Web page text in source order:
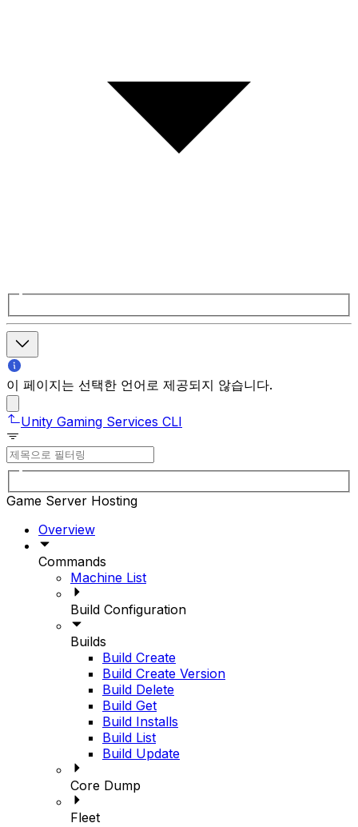
이 페이지는 선택한 언어로 제공되지 않습니다.
Unity Gaming Services CLI
Game Server Hosting
Overview
Commands
Machine List
Build Configuration
Builds
Build Create
Build Create Version
Build Delete
Build Get
Build Installs
Build List
Build Update
Core Dump
Fleet